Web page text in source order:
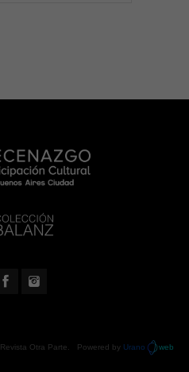
Revista Otra Parte . Powered by Urano web